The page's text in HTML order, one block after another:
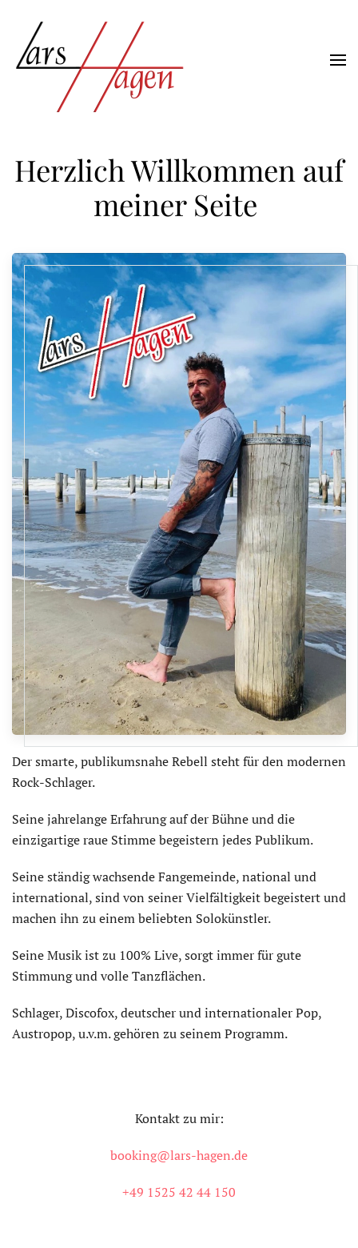
Zum Hauptinhalt springen
Herzlich Willkommen auf
meiner Seite
Der smarte, publikumsnahe Rebell steht für den modernen
Rock-Schlager.
Seine jahrelange Erfahrung auf der Bühne und die
einzigartige raue Stimme begeistern jedes Publikum.
Seine ständig wachsende Fangemeinde, national und
international, sind von seiner Vielfältigkeit begeistert und
machen ihn zu einem beliebten Solokünstler.
Seine Musik ist zu 100% Live, sorgt immer für gute
Stimmung und volle Tanzflächen.
Schlager, Discofox, deutscher und internationaler Pop,
Austropop, u.v.m. gehören zu seinem Programm.
Kontakt zu mir:
booking@lars-hagen.de
+49 1525 42 44 150